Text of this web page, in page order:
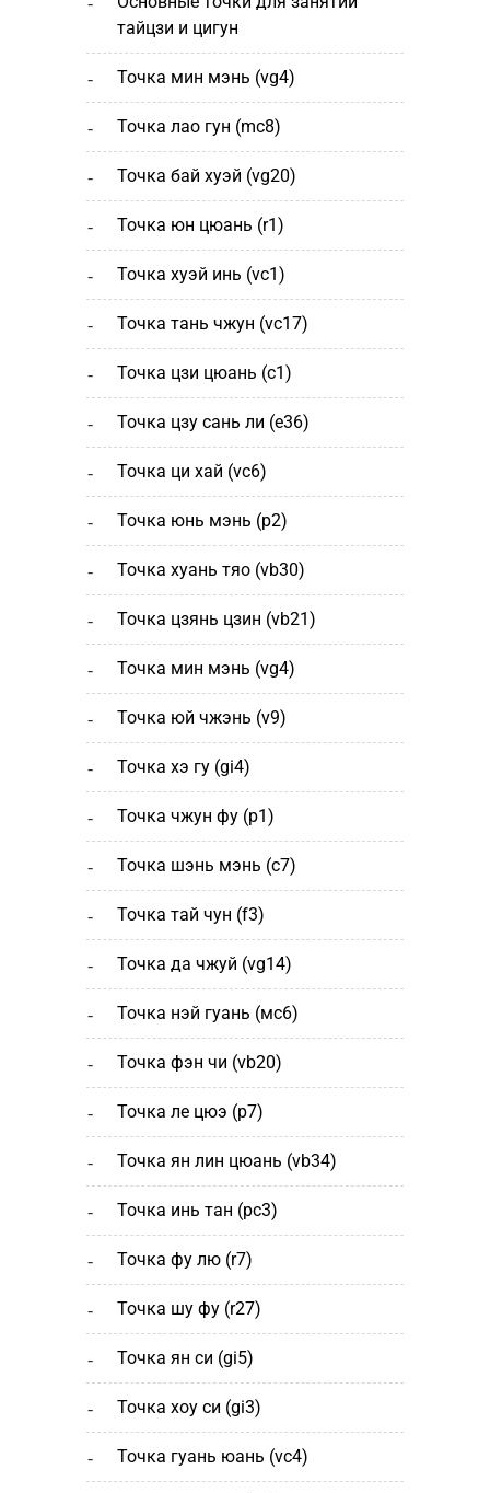
тайцзи и цигун
точка мин мэнь (vg4)
точка лао гун (mc8)
точка бай хуэй (vg20)
точка юн цюань (r1)
точка хуэй инь (vc1)
точка тань чжун (vc17)
точка цзи цюань (с1)
точка цзу сань ли (e36)
точка ци хай (vc6)
точка юнь мэнь (р2)
точка хуань тяо (vb30)
точка цзянь цзин (vb21)
точка мин мэнь (vg4)
точка юй чжэнь (v9)
точка хэ гу (gi4)
точка чжун фу (p1)
точка шэнь мэнь (с7)
точка тай чун (f3)
точка да чжуй (vg14)
точка нэй гуань (мс6)
точка фэн чи (vb20)
точка ле цюэ (р7)
точка ян лин цюань (vb34)
точка инь тан (рс3)
точка фу лю (r7)
точка шу фу (r27)
точка ян си (gi5)
точка хоу си (gi3)
точка гуань юань (vc4)